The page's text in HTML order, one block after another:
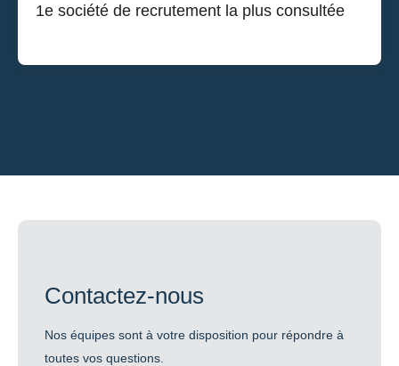
1e société de recrutement la plus consultée
Contactez-nous
Nos équipes sont à votre disposition pour répondre à
toutes vos questions.